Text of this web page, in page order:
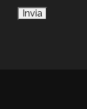
Invia